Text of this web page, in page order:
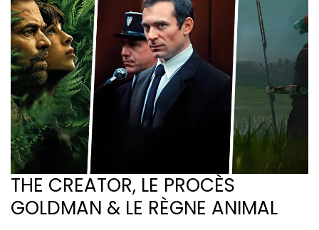
THE CREATOR, LE PROCÈS
GOLDMAN & LE RÈGNE ANIMAL